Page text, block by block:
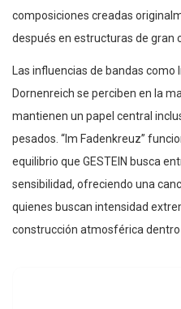
composiciones creadas
después en estructuras de gran
Las influencias de bandas
Dornenreich se perciben en la
mantienen un papel central
pesados. “Im Fadenkreuz”
equilibrio que GESTEIN busca
sensibilidad, ofreciendo una
quienes buscan intensidad
construcción atmosférica